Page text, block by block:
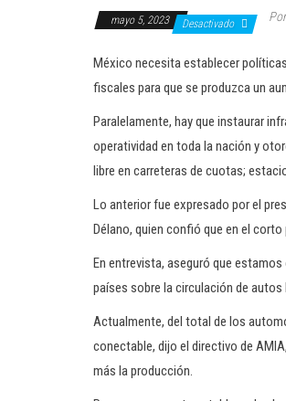
mayo 5, 2023 Desactivado Por
México necesita establecer
fiscales para que se produzca un
Paralelamente, hay que instaurar
operatividad en toda la nación y
libre en carreteras de cuotas;
Lo anterior fue expresado por el
Délano, quien confió que en el
En entrevista, aseguró que
países sobre la circulación de
Actualmente, del total de los
conectable, dijo el directivo de
más la producción.